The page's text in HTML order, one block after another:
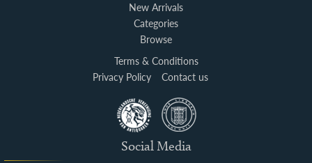
New Arrivals
Categories
Browse
Terms & Conditions
Privacy Policy
Contact us
Social Media